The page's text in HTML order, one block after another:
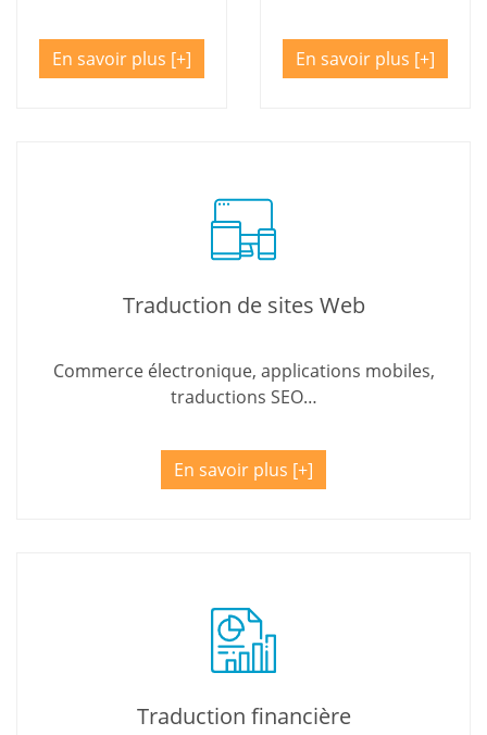
En savoir plus En savoir plus
Traduction de sites Web
Commerce électronique, applications mobiles,
traductions SEO…
En savoir plus
Traduction financière